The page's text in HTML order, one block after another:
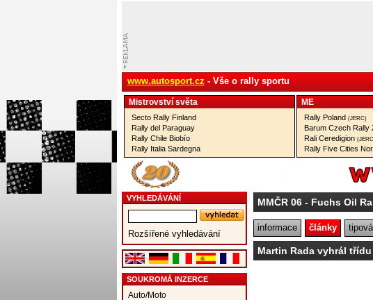
www.autosport.cz - Vše o rally sportu
Mistrovství­ světa
Secto Rally Finland
Rally del Paraguay
Rally Chile Biobío
Rally Italia Sardegna
ME
Rally Poland (JERC)
Barum Czech Rally
Rali Ceredigion
Rally Five Cities
VYHLEDÁVÁNÍ
Rozšířené vyhledávání
SOUKROMÁ INZERCE
Auto/Moto
MMČR 06- Fuchs Oil
informace články
Martin Rada vyhrál